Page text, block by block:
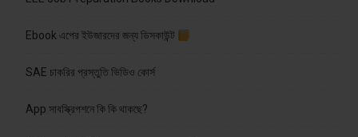
Ebook এপের ইউজারদের জন্য ডিসকাউন্ট
SAE চাকরির প্রস্তুতি ভিডিও কোর্স
App সাবস্ক্রিপশনে কি কি থাকছে?